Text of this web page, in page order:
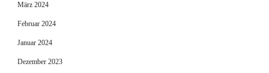
März 2024
Februar 2024
Januar 2024
Dezember 2023